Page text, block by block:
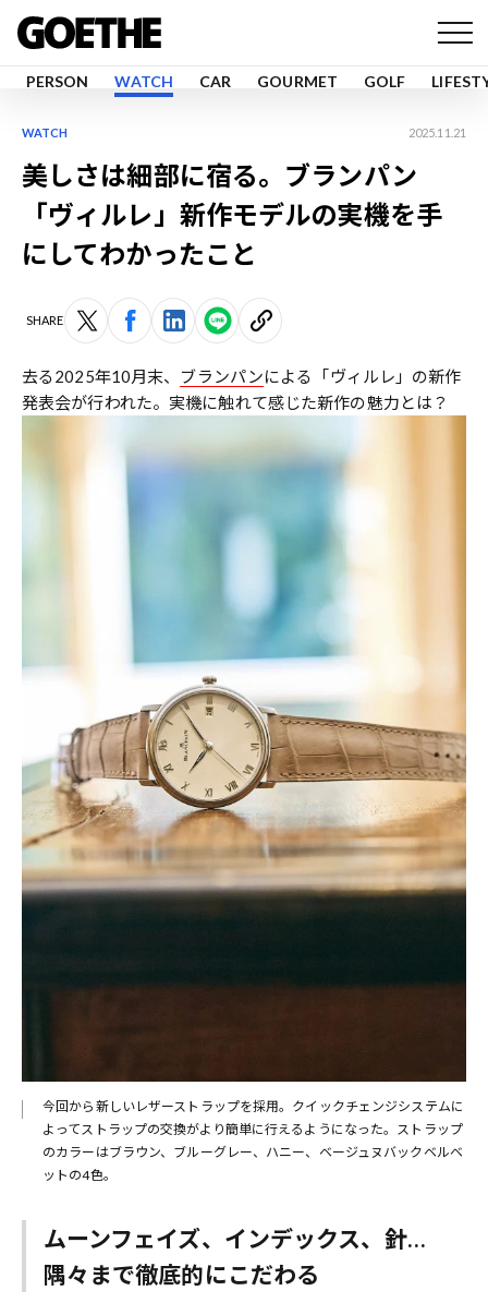
PERSON WATCH CAR GOURMET GOLF
WATCH 2025.11.21
美しさは細部に宿る。ブランパン
「ヴィルレ」新作モデルの実機を手
にしてわかったこと
SHARE
去る2025年10月末、 ブランパンによる「ヴィルレ」の新作
発表会が行われた。実機に触れて感じた新作の魅力とは？
今回から新しいレザーストラップを採用。クイックチェンジシステムに
よってストラップの交換がより簡単に行えるようになった。ストラップ
のカラーはブラウン、ブルーグレー、ハニー、ベージュヌバックベルベ
ットの4色。
ムーンフェイズ、インデックス、針…
隅々まで徹底的にこだわる